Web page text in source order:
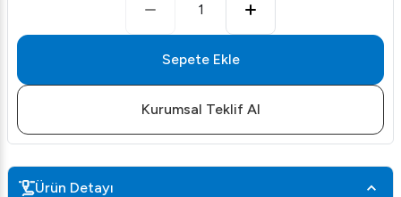
1
Sepete Ekle
Kurumsal Teklif Al
Ürün Detayı